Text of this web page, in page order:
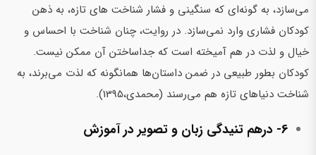
می‌سازد، به گونه‌ای که سنگینی و فشار شناخت های تازه، به ذهن
کودکان فشاری وارد نمی‌سازد. در روایت، چنان شناخت با احساس و
خیال و لذت در هم آمیخته است که جداساختن آن ممکن نیست.
کودکان بطور طبیعی در ضمن داستان‌ها همانگونه که لذت می‌برند، به
شناخت دنیاهای تازه هم می‌رسند (محمدی،1395).
6- درهم تنیدگی زبان و تصویر در آموزش